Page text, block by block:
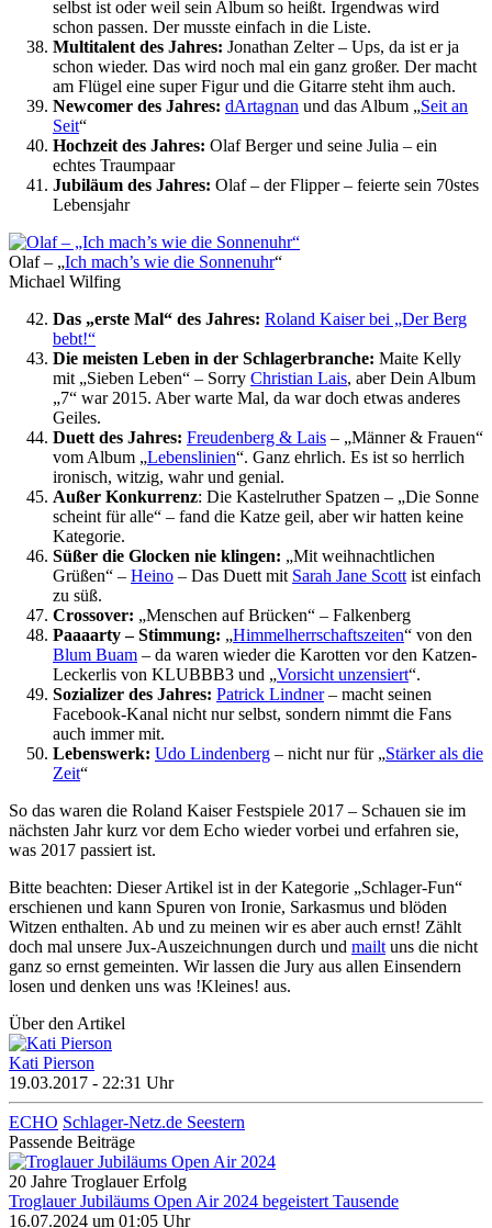
selbst ist oder weil sein Album so heißt. Irgendwas wird
schon passen. Der musste einfach in die Liste.
Multitalent des Jahres: Jonathan Zelter – Ups, da ist er ja
schon wieder. Das wird noch mal ein ganz großer. Der macht
am Flügel eine super Figur und die Gitarre steht ihm auch.
Newcomer des Jahres: dArtagnan und das Album „Seit an
Seit“
Hochzeit des Jahres: Olaf Berger und seine Julia – ein
echtes Traumpaar
Jubiläum des Jahres: Olaf – der Flipper – feierte sein 70stes
Lebensjahr
Olaf – „Ich mach’s wie die Sonnenuhr“
Michael Wilfing
Das „erste Mal“ des Jahres: Roland Kaiser bei „Der Berg
bebt!“
Die meisten Leben in der Schlagerbranche: Maite Kelly
mit „Sieben Leben“ – Sorry Christian Lais, aber Dein Album
„7“ war 2015. Aber warte Mal, da war doch etwas anderes
Geiles.
Duett des Jahres: Freudenberg & Lais – „Männer & Frauen“
vom Album „Lebenslinien“. Ganz ehrlich. Es ist so herrlich
ironisch, witzig, wahr und genial.
Außer Konkurrenz: Die Kastelruther Spatzen – „Die Sonne
scheint für alle“ – fand die Katze geil, aber wir hatten keine
Kategorie.
Süßer die Glocken nie klingen: „Mit weihnachtlichen
Grüßen“ – Heino – Das Duett mit Sarah Jane Scott ist einfach
zu süß.
Crossover: „Menschen auf Brücken“ – Falkenberg
Paaaarty – Stimmung: „Himmelherrschaftszeiten“ von den
Blum Buam – da waren wieder die Karotten vor den Katzen-
Leckerlis von KLUBBB3 und „Vorsicht unzensiert“.
Sozializer des Jahres: Patrick Lindner– macht seinen
Facebook-Kanal nicht nur selbst, sondern nimmt die Fans
auch immer mit.
Lebenswerk: Udo Lindenberg – nicht nur für „Stärker als die
Zeit“
So das waren die Roland Kaiser Festspiele 2017 – Schauen sie im
nächsten Jahr kurz vor dem Echo wieder vorbei und erfahren sie,
was 2017 passiert ist.
Bitte beachten: Dieser Artikel ist in der Kategorie „Schlager-Fun“
erschienen und kann Spuren von Ironie, Sarkasmus und blöden
Witzen enthalten. Ab und zu meinen wir es aber auch ernst! Zählt
doch mal unsere Jux-Auszeichnungen durch und mailt uns die nicht
ganz so ernst gemeinten. Wir lassen die Jury aus allen Einsendern
losen und denken uns was !Kleines! aus.
Über den Artikel
Kati Pierson
19.03.2017 - 22:31 Uhr
ECHO Schlager-Netz.de Seestern
Passende Beiträge
20 Jahre Troglauer Erfolg
Troglauer Jubiläums Open Air 2024 begeistert Tausende
16.07.2024 um 01:05 Uhr